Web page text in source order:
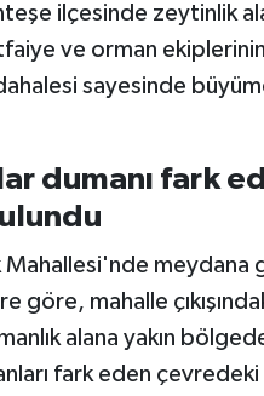
ilçesinde zeytinlik
ve orman ekiplerinin
sayesinde
dumanı fark
Mahallesi'nde meydana
göre, mahalle
alana yakın
fark eden çevredeki